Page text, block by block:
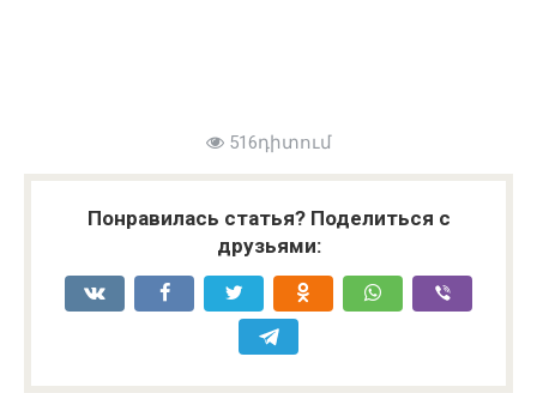
516դիտում
Понравилась статья? Поделиться с
друзьями: